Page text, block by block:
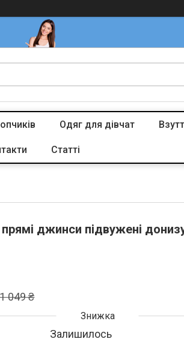
Одяг для дівчат
Статті
прямі джинси підвужені
1 049 ₴
Залишилось